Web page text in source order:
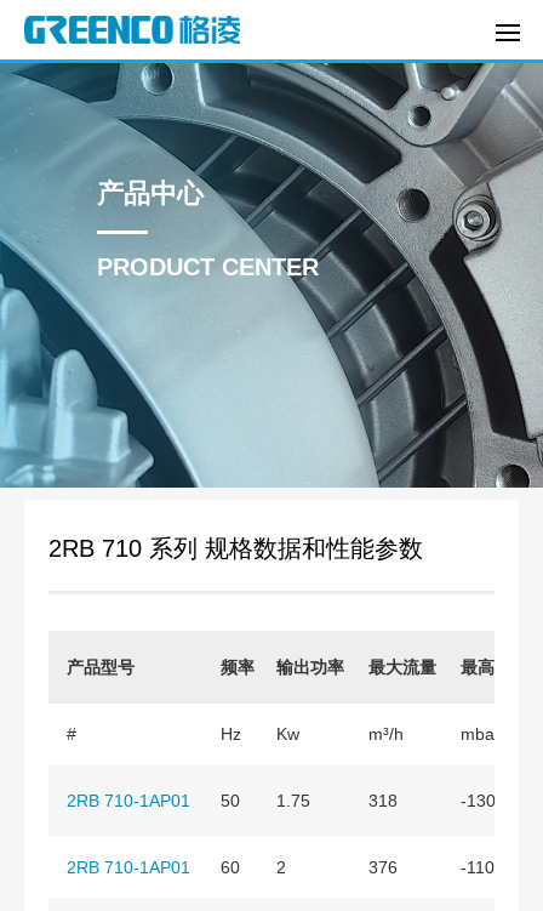
产品中心
PRODUCT CENTER
2RB 710 系列 规格数据和性能参数
产品型号 频率 输出功率 最大流量 最高真空
# Hz Kw m³/h mbar
2RB 710-1AP01 50 1.75 318 -130
2RB 710-1AP01 60 2 376 -110